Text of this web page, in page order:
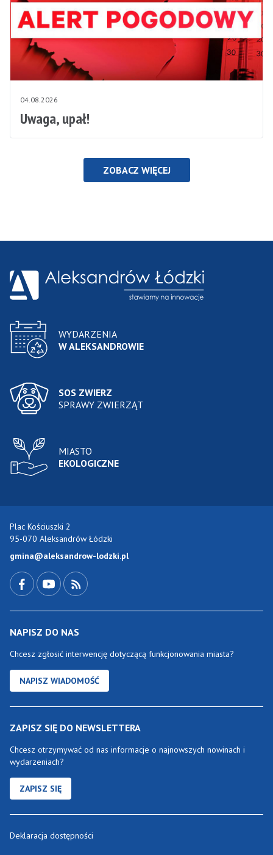
04.08.2026
Uwaga, upał!
ZOBACZ WIĘCEJ
WYDARZENIA
W ALEKSANDROWIE
SOS ZWIERZ
SPRAWY ZWIERZĄT
MIASTO
EKOLOGICZNE
Plac Kościuszki 2
95-070 Aleksandrów Łódzki
gmina@aleksandrow-lodzki.pl
NAPISZ DO NAS
Chcesz zgłosić interwencję dotyczącą funkcjonowania miasta?
NAPISZ WIADOMOŚĆ
ZAPISZ SIĘ DO NEWSLETTERA
Chcesz otrzymywać od nas informacje o najnowszych nowinach i
wydarzeniach?
ZAPISZ SIĘ
Deklaracja dostępności